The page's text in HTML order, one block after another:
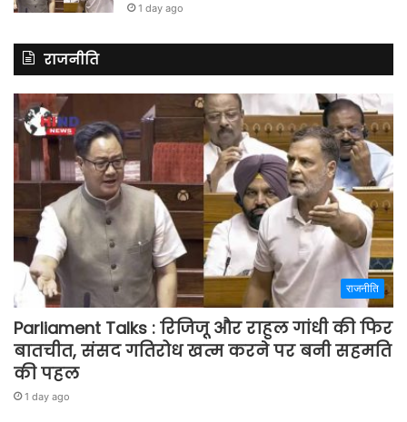
1 day ago
राजनीति
राजनीति
Parliament Talks : रिजिजू और राहुल गांधी की फिर
बातचीत, संसद गतिरोध खत्म करने पर बनी सहमति
की पहल
1 day ago